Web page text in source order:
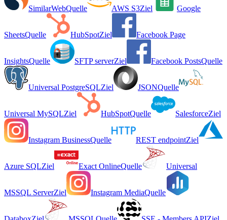
SimilarWebQuelle AWS S3Ziel Google
SheetsQuelle HubSpotZiel Facebook Page
InsightsQuelle SFTP serverZiel Facebook PostsQuelle
Universal PostgreSQLZiel JSONQuelle
Universal MySQLZiel HubSpotQuelle SalesforceZiel
Instagram BusinessQuelle REST endpointZiel
Azure SQLZiel Exact OnlineQuelle Universal
MSSQL ServerZiel Instagram MediaQuelle